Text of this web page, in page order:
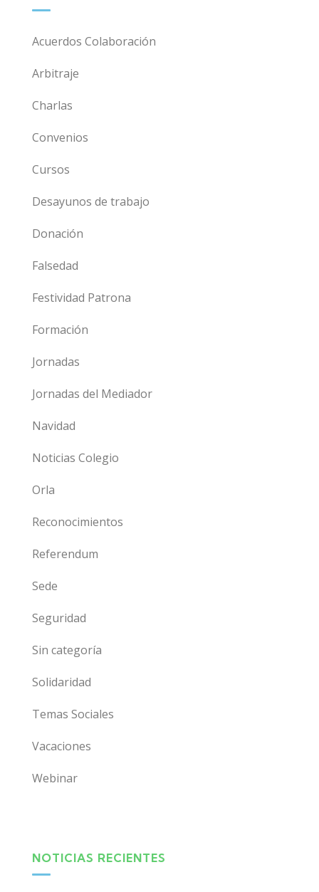
Acuerdos Colaboración
Arbitraje
Charlas
Convenios
Cursos
Desayunos de trabajo
Donación
Falsedad
Festividad Patrona
Formación
Jornadas
Jornadas del Mediador
Navidad
Noticias Colegio
Orla
Reconocimientos
Referendum
Sede
Seguridad
Sin categoría
Solidaridad
Temas Sociales
Vacaciones
Webinar
NOTICIAS RECIENTES